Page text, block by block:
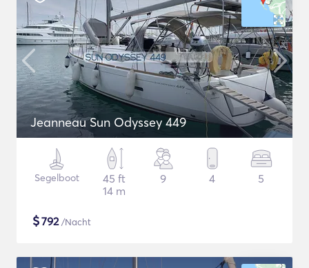
Jeanneau Sun Odyssey 449
Segelboot
45 ft
14 m
9 4 5
$792/Nacht